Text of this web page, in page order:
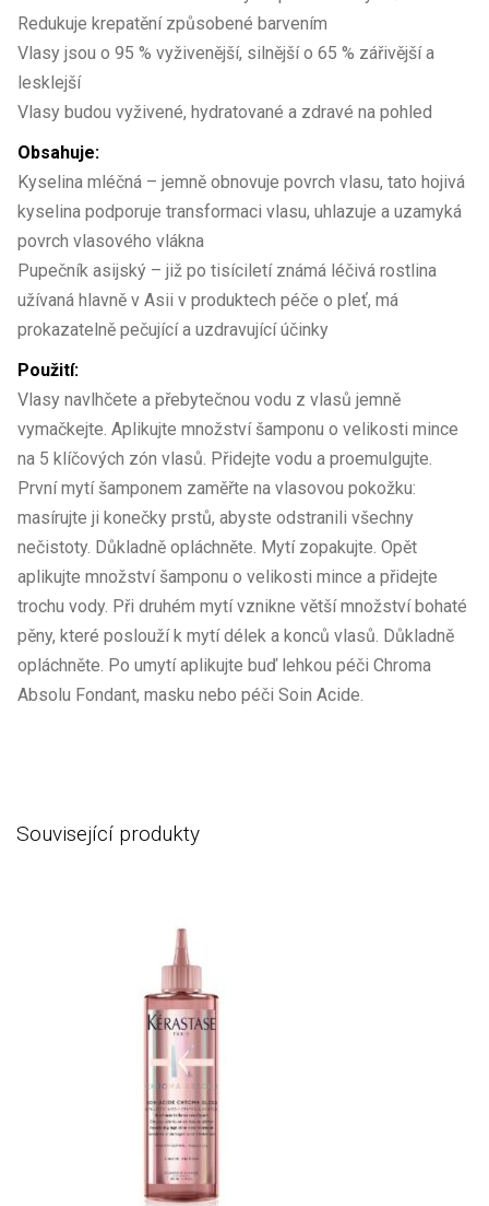
Redukuje krepatění způsobené barvením
Vlasy jsou o 95 % vyživenější, silnější o 65 % zářivější a
lesklejší
Vlasy budou vyživené, hydratované a zdravé na pohled
Obsahuje:
Kyselina mléčná – jemně obnovuje povrch vlasu, tato hojivá
kyselina podporuje transformaci vlasu, uhlazuje a uzamyká
povrch vlasového vlákna
Pupečník asijský – již po tisíciletí známá léčivá rostlina
užívaná hlavně v Asii v produktech péče o pleť, má
prokazatelně pečující a uzdravující účinky
Použití:
Vlasy navlhčete a přebytečnou vodu z vlasů jemně
vymačkejte. Aplikujte množství šamponu o velikosti mince
na 5 klíčových zón vlasů. Přidejte vodu a proemulgujte.
První mytí šamponem zaměřte na vlasovou pokožku:
masírujte ji konečky prstů, abyste odstranili všechny
nečistoty. Důkladně opláchněte. Mytí zopakujte. Opět
aplikujte množství šamponu o velikosti mince a přidejte
trochu vody. Při druhém mytí vznikne větší množství bohaté
pěny, které poslouží k mytí délek a konců vlasů. Důkladně
opláchněte. Po umytí aplikujte buď lehkou péči Chroma
Absolu Fondant, masku nebo péči Soin Acide.
Související produkty